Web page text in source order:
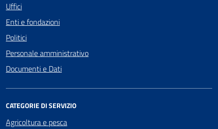
Uffici
Enti e fondazioni
Politici
Personale amministrativo
Documenti e Dati
CATEGORIE DI SERVIZIO
Agricoltura e pesca